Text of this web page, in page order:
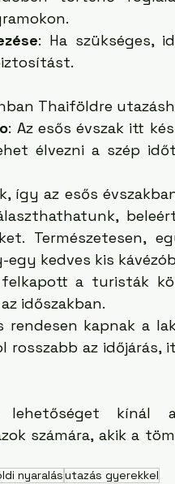
: Ha szükséges,
Thaiföldre
: Az esős évszak itt
élvezni a szép
így az esős
Természetesen,
kedves kis
a turisták
időszakban.
rendesen kapnak a
rosszabb az időjárás,
kínál
számára, akik a
nyaralásutazás gyerekkel